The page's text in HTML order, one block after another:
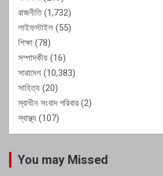
রাজনীতি(1,732)
লাইফস্টাইল (55)
শিক্ষা (78)
সম্পাদকীয় (16)
সারাদেশ (10,383)
সাহিত্য (20)
স্বাধীন সংবাদ পরিবার (2)
স্বাস্থ্য (107)
You may Missed